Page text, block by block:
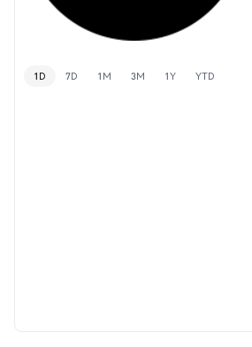
1D 7D 1M 3M 1Y YTD